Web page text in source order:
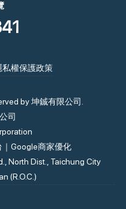
私權保護政策
by 坤鋮有限公司.
司
Google商家優化
North Dist., Taichung City
(R.O.C.)